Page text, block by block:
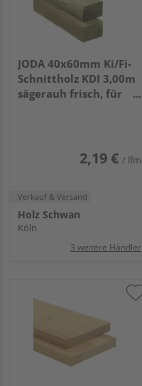
JODA 40x60mm Ki/Fi-
Schnittholz KDI 3,00m
sägerauh frisch, für
2,19 € / lfm
Verkauf & Versand
Holz Schwan
Köln
3 weitere Händler